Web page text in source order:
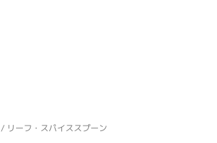
/ リーフ・スパイススプーン